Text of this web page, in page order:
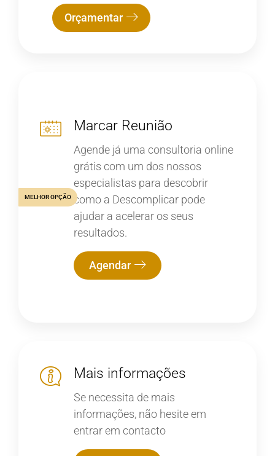
Orçamentar
Marcar Reunião
Agende já uma consultoria online
grátis com um dos nossos
especialistas para descobrir
como a Descomplicar pode
ajudar a acelerar os seus
resultados.
Agendar
MELHOR OPÇÃO
Mais informações
Se necessita de mais
informações, não hesite em
entrar em contacto